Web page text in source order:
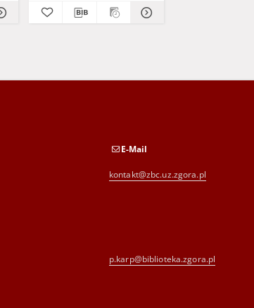
E-Mail
kontakt@zbc.uz.zgora.pl
p.karp@biblioteka.zgora.pl